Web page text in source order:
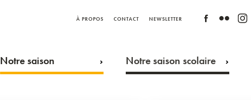
À PROPOS CONTACT NEWSLETTER
Notre saison Notre saison scolaire